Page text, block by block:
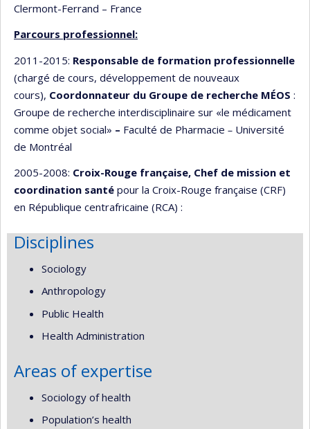
Clermont-Ferrand – France
Parcours professionnel:
2011-2015: Responsable de formation professionnelle
(chargé de cours, développement de nouveaux
cours), Coordonnateur du Groupe de recherche MÉOS :
Groupe de recherche interdisciplinaire sur «le médicament
comme objet social» – Faculté de Pharmacie – Université
de Montréal
2005-2008: Croix-Rouge française, Chef de mission et
coordination santé pour la Croix-Rouge française (CRF)
en République centrafricaine (RCA) :
Disciplines
Sociology
Anthropology
Public Health
Health Administration
Areas of expertise
Sociology of health
Population’s health